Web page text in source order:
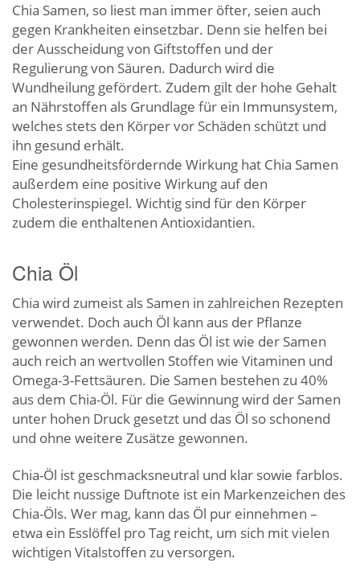
Chia Samen, so liest man immer öfter, seien auch
gegen Krankheiten einsetzbar. Denn sie helfen bei
der Ausscheidung von Giftstoffen und der
Regulierung von Säuren. Dadurch wird die
Wundheilung gefördert. Zudem gilt der hohe Gehalt
an Nährstoffen als Grundlage für ein Immunsystem,
welches stets den Körper vor Schäden schützt und
ihn gesund erhält.
Eine gesundheitsfördernde Wirkung hat Chia Samen
außerdem eine positive Wirkung auf den
Cholesterinspiegel. Wichtig sind für den Körper
zudem die enthaltenen Antioxidantien.
Chia Öl
Chia wird zumeist als Samen in zahlreichen Rezepten
verwendet. Doch auch Öl kann aus der Pflanze
gewonnen werden. Denn das Öl ist wie der Samen
auch reich an wertvollen Stoffen wie Vitaminen und
Omega-3-Fettsäuren. Die Samen bestehen zu 40%
aus dem Chia-Öl. Für die Gewinnung wird der Samen
unter hohen Druck gesetzt und das Öl so schonend
und ohne weitere Zusätze gewonnen.
Chia-Öl ist geschmacksneutral und klar sowie farblos.
Die leicht nussige Duftnote ist ein Markenzeichen des
Chia-Öls. Wer mag, kann das Öl pur einnehmen –
etwa ein Esslöffel pro Tag reicht, um sich mit vielen
wichtigen Vitalstoffen zu versorgen.